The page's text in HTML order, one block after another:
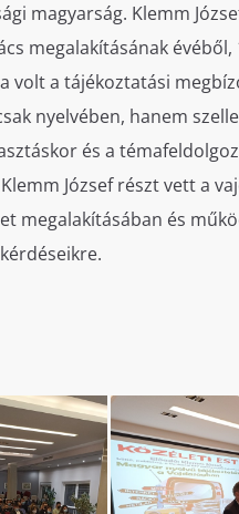
magyarság. Klemm
megalakításának
volt a tájékoztatási
nyelvében, hanem
és a
József részt vett a
megalakításában és